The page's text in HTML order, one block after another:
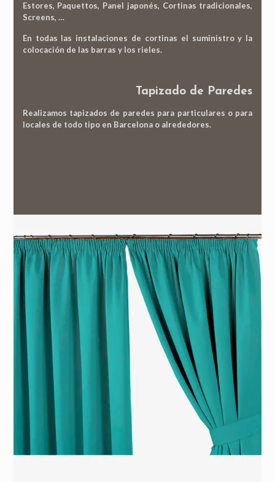
Estores, Paquettos, Panel japonés, Cortinas tradicionales,
Screens, …
En todas las instalaciones de cortinas el suministro y la
colocación de las barras y los rieles.
Tapizado de Paredes
Realizamos tapizados de paredes para particulares o para
locales de todo tipo en Barcelona o alrededores.